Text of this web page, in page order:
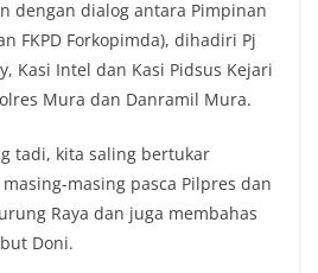
dengan dialog antara Pimpinan
FKPD Forkopimda), dihadiri Pj
Kasi Intel dan Kasi Pidsus Kejari
Mura dan Danramil Mura.
tadi, kita saling bertukar
masing pasca Pilpres dan
Raya dan juga membahas
Doni.